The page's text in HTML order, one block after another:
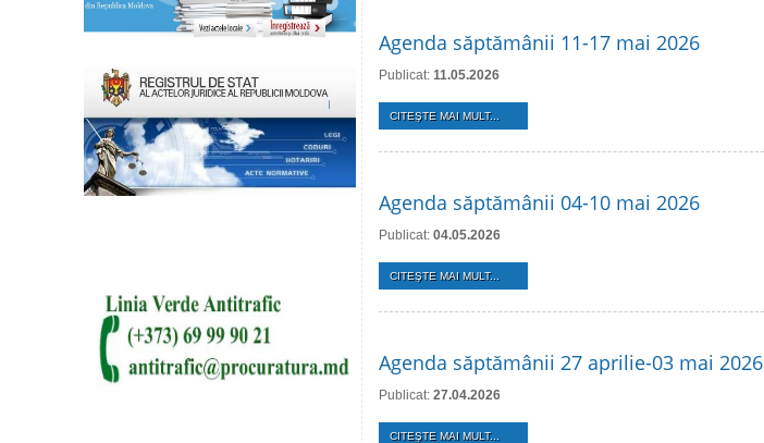
Agenda săptămânii 11-17 mai 2026
Publicat: 11.05.2026
CITEŞTE MAI MULT...
Agenda săptămânii 04-10 mai 2026
Publicat: 04.05.2026
CITEŞTE MAI MULT...
Agenda săptămânii 27 aprilie-03 mai 2026
Publicat: 27.04.2026
CITEŞTE MAI MULT...